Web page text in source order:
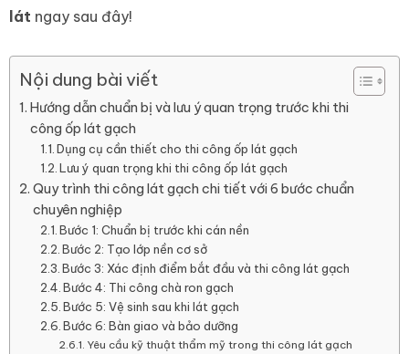
lát ngay sau đây!
Nội dung bài viết
Hướng dẫn chuẩn bị và lưu ý quan trọng trước khi thi
công ốp lát gạch
Dụng cụ cần thiết cho thi công ốp lát gạch
Lưu ý quan trọng khi thi công ốp lát gạch
Quy trình thi công lát gạch chi tiết với 6 bước chuẩn
chuyên nghiệp
Bước 1: Chuẩn bị trước khi cán nền
Bước 2: Tạo lớp nền cơ sở
Bước 3: Xác định điểm bắt đầu và thi công lát gạch
Bước 4: Thi công chà ron gạch
Bước 5: Vệ sinh sau khi lát gạch
Bước 6: Bàn giao và bảo dưỡng
Yêu cầu kỹ thuật thẩm mỹ trong thi công lát gạch